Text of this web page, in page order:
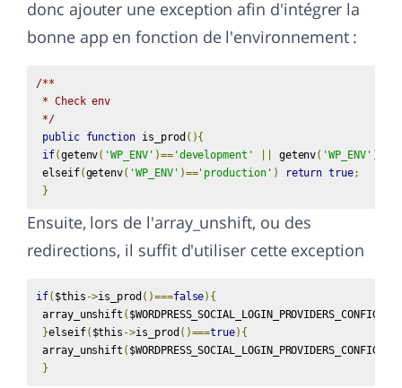
donc ajouter une exception afin d'intégrer la
bonne app en fonction de l'environnement :
/**
* Check env
*/
public
function is_prod (){
if(getenv( 'WP_ENV' )=='development' getenv( 'WP_ENV' )==
elseif(getenv( 'WP_ENV' )=='production' ) return true;
}
Ensuite, lors de l'array_unshift, ou des
redirections, il suffit d'utiliser cette exception
if( $this ->is_prod ()===false){
array_unshift ( $WORDPRESS_SOCIAL_LOGIN_PROVIDERS_CONFIG
}elseif( $this ->is_prod ()===true){
array_unshift ( $WORDPRESS_SOCIAL_LOGIN_PROVIDERS_CONFIG
}